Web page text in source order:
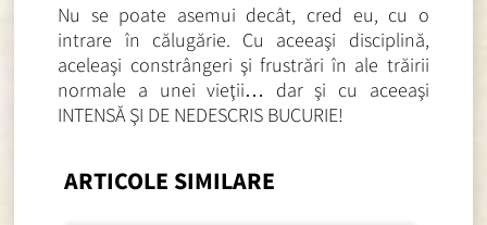
Nu se poate asemui decât, cred eu, cu o
intrare în călugărie. Cu aceeaşi disciplină,
aceleaşi constrângeri şi frustrări în ale trăirii
normale a unei vieţii… dar şi cu aceeaşi
INTENSĂ ŞI DE NEDESCRIS BUCURIE!
ARTICOLE SIMILARE